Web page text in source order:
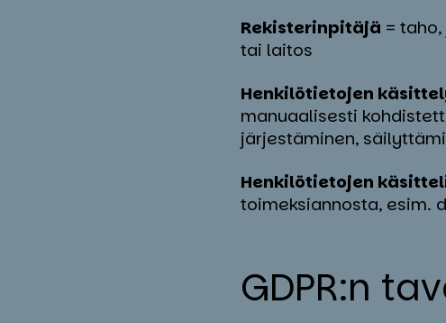
Rekisterinpitäjä =
tai laitos
Henkilötietojen
manuaalisesti
järjestäminen,
Henkilötietojen
toimeksiannosta, esim.
GDPR:n